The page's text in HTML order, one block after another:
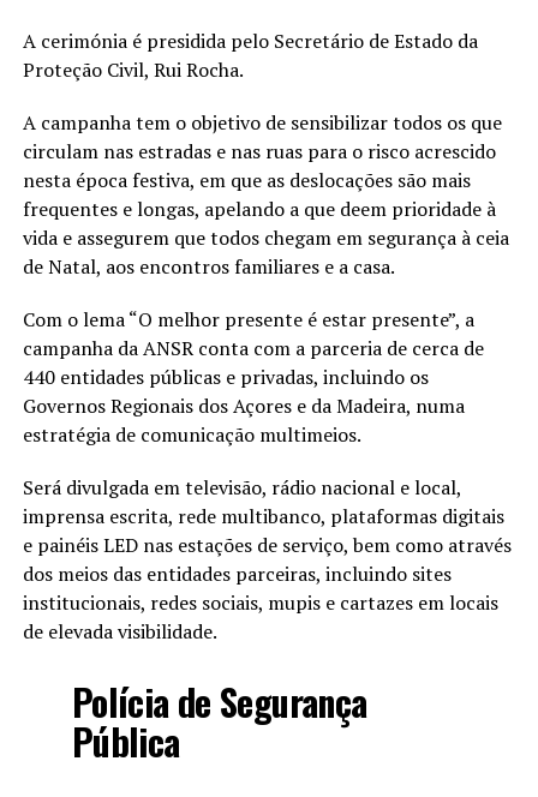
A cerimónia é presidida pelo Secretário de Estado da
Proteção Civil, Rui Rocha.
A campanha tem o objetivo de sensibilizar todos os que
circulam nas estradas e nas ruas para o risco acrescido
nesta época festiva, em que as deslocações são mais
frequentes e longas, apelando a que deem prioridade à
vida e assegurem que todos chegam em segurança à ceia
de Natal, aos encontros familiares e a casa.
Com o lema “O melhor presente é estar presente”, a
campanha da ANSR conta com a parceria de cerca de
440 entidades públicas e privadas, incluindo os
Governos Regionais dos Açores e da Madeira, numa
estratégia de comunicação multimeios.
Será divulgada em televisão, rádio nacional e local,
imprensa escrita, rede multibanco, plataformas digitais
e painéis LED nas estações de serviço, bem como através
dos meios das entidades parceiras, incluindo sites
institucionais, redes sociais, mupis e cartazes em locais
de elevada visibilidade.
Polícia de Segurança
Pública